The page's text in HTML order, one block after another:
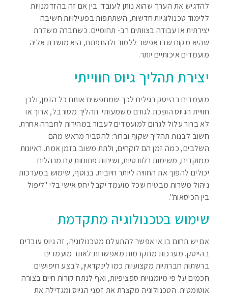
להדגיש את הערך שהוא נותן לעובד: בין אם זה בהזדמנויות
ללימוד טכנולוגיות חדשות, השתתפות בפעילויות חשיבה
יצירתית או עבודה בצוותים רב- תחומיים. כשחברה משדרת
שהיא מקום שבו אפשר ללמוד ולהתפתח, היא מושכת אליה
מועמדים איכותיים יותר.
יצירת תהליך גיוס חווייתי
מועמדים בהייטק רגילים לכך שמחפשים אותם כל הזמן, ולכן
חוויית הגיוס הופכת לגורם משמעותי. תהליך מסורבל, ארוך או
לא ברור עלול לגרום למועמדים לעבור במהירות לחברה אחרת.
חשוב לבנות תהליך שקוף וברור: להסביר מראש מהם
השלבים, כמה זמן הם לוקחים, ולתת משוב בזמן אמת. ראיונות
ממוקדים, משימות רלוונטיות, ושיחות פתוחות עם מנהלים
יכולים להפוך את החוויה ליותר חיובית. בנוסף, שימוש במערכות
ניהול משרות מבטיח שכל מועמד יקבל יחס אישי בלי "ליפול
בין הכיסאות".
שימוש בטכנולוגיה מתקדמת
אם יש תחום בו אי אפשר להתעלם מטכנולוגיה, זה גיוס עובדים
בהייטק. מערכות מתקדמות מאפשרות לאתר מועמדים
ברשתות חברתיות מקצועיות כמו לינקדאין, לבצע חיפושים
חכמים על פי מיומנויות ספציפיות, ואף לנתח קורות חיים בצורה
אוטומטית. הטכנולוגיה מקצרת את זמני הגיוס ומגדילה את